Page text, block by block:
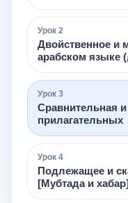
Урок 2
Двойственное и
Урок 3
Сравнительная
прилагательных
Урок 4
Подлежащее и